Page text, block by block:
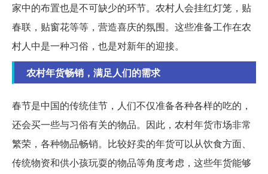
家中的布置也是不可缺少的环节。农村人会挂红灯笼，贴
春联，贴窗花等等，营造喜庆的氛围。这些准备工作在农
村人中是一种习俗，也是对新年的迎接。
农村年货畅销，满足人们的需求
春节是中国的传统佳节，人们不仅准备各种各样的吃的，
还会买一些与习俗有关的物品。因此，农村年货市场非常
繁荣，各种物品畅销。比较好卖的年货可以从饮食方面、
传统物资和供小孩玩耍的物品等角度考虑，这些年货能够